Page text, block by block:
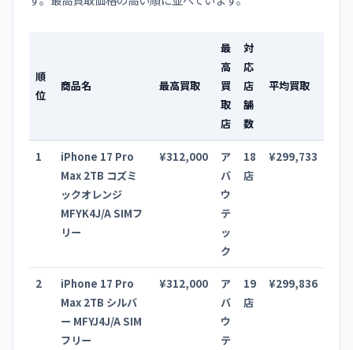
順
位
商品名 最高買取
最
高
買
取
店
対
応
店
舗
数
平均買取
1
iPhone 17 Pro
Max 2TB コズミ
ックオレンジ
MFYK4J/A SIMフ
リー
¥312,000
ア
バ
ウ
テ
ッ
ク
18
店
¥299,733
2
iPhone 17 Pro
Max 2TB シルバ
ー MFYJ4J/A SIM
フリー
¥312,000
ア
バ
ウ
テ
19
店
¥299,836